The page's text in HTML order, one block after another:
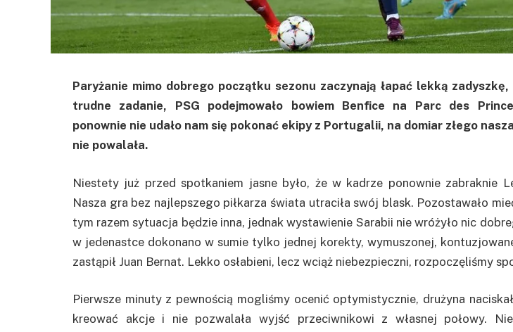
Paryżanie mimo dobrego początku sezonu zaczynają łapać lekką
trudne zadanie, PSG podejmowało bowiem Benfice na Parc des
ponownie nie udało nam się pokonać ekipy z Portugalii, na domiar złego
nie powalała.
Niestety już przed spotkaniem jasne było, że w kadrze ponownie zabraknie
Nasza gra bez najlepszego piłkarza świata utraciła swój blask. Pozostawało
tym razem sytuacja będzie inna, jednak wystawienie Sarabii nie wróżyło nic
w jedenastce dokonano w sumie tylko jednej korekty, wymuszonej,
zastąpił Juan Bernat. Lekko osłabieni, lecz wciąż niebezpieczni, rozpoczęliśmy
Pierwsze minuty z pewnością mogliśmy ocenić optymistycznie, drużyna
kreować akcje i nie pozwalała wyjść przeciwnikowi z własnej połowy.